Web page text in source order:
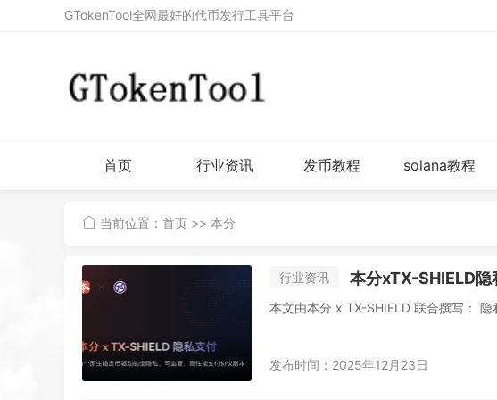
GTokenTool全网最好的代币发行工具平台
首页 行业资讯 发币教程 solana教程
当前位置： 首页 >> 本分
行业资讯 本分xTX-SHIELD隐私支付：
发布时间：2025年12月23日